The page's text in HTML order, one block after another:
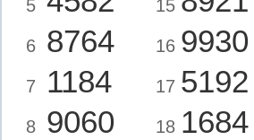
5
6 8764
7 1184
8 9060
15
16 9930
17 5192
18 1684